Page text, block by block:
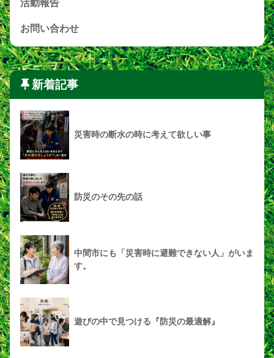
活動報告
お問い合わせ
新着記事
災害時の断水の時に考えて欲しい事
防災のその先の話
中間市にも「災害時に避難できない人」がいま
す。
遊びの中で見つける『防災の最適解』